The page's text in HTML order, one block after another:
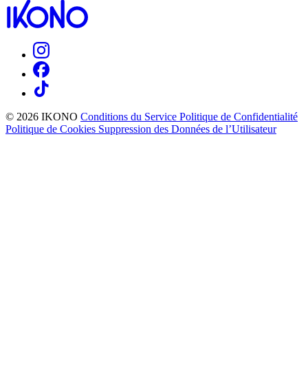
© 2026 IKONO Conditions du Service Politique de Confidentialité
Politique de Cookies Suppression des Données de l’Utilisateur